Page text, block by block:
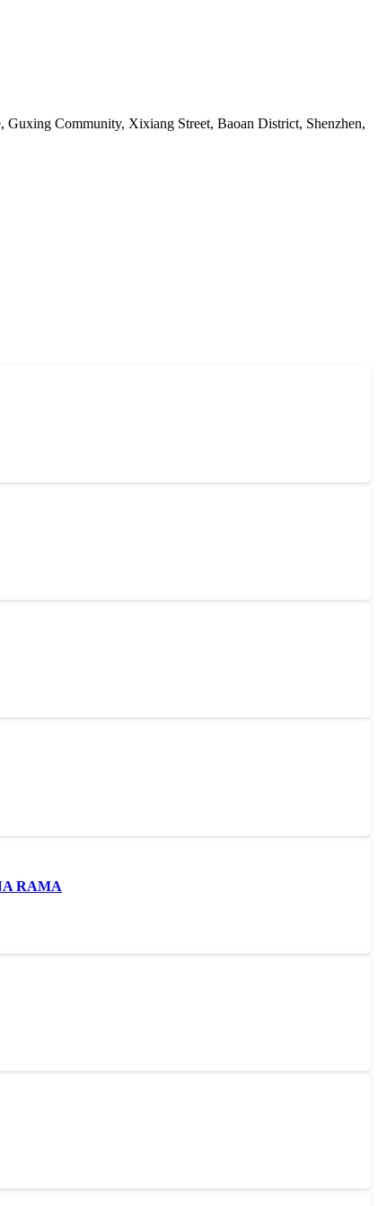
Community, Xixiang Street, Baoan District, Shenzhen,
RAMA